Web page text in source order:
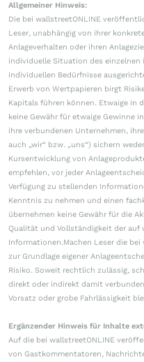
Allgemeiner Hinweis:
Die bei wallstreetONLINE
Leser, unabhängig von ihrer
Anlageverhalten oder ihren
individuelle Situation des einzelnen
individuellen Bedürfnisse
Erwerb von Wertpapieren birgt
Kapitals führen können. Etwaige in
keine Gewähr für etwaige Gewinne
ihre verbundenen Unternehmen,
auch „wir“ bzw. „uns“) sichern
Kursentwicklung von
empfehlen, vor jeder
Verfügung zu stellenden
Kenntnis zu nehmen und einen
übernehmen keine Gewähr für die
Qualität und Vollständigkeit der auf
Informationen.Machen Leser die
zur Grundlage eigener
Risiko. Soweit rechtlich zulässig,
direkt oder indirekt damit
Vorsatz oder grobe Fahrlässigkeit
Ergänzender Hinweis für Inhalte
Auf die bei wallstreetONLINE
von Gastkommentatoren,